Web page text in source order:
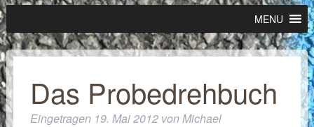
MENU
Das Probedrehbuch
Eingetragen 19. Mai 2012 vonMichael